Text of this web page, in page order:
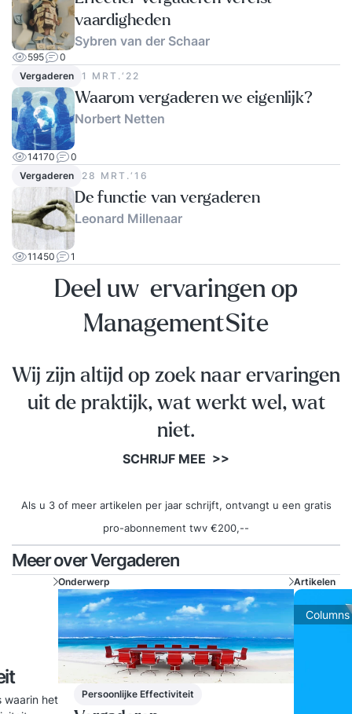
vaardigheden
Sybren van der Schaar
595
0
Vergaderen
1 MRT.‘22
Waarom vergaderen we eigenlijk?
Norbert Netten
14170
0
Vergaderen
28 MRT.‘16
De functie van vergaderen
Leonard Millenaar
11450 1
Deel uw ervaringen op
ManagementSite
Wij zijn altijd op zoek naar ervaringen
uit de praktijk, wat werkt wel, wat
niet.
SCHRIJF MEE >>
Als u 3 of meer artikelen per jaar schrijft, ontvangt u een gratis
pro-abonnement twv €200,--
Meer over Vergaderen
waarin het
Onderwerp
Persoonlijke Effectiviteit
Artikelen
Columns